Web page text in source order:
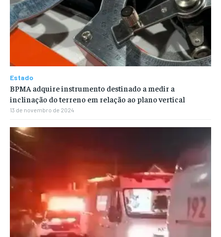
Estado
BPMA adquire instrumento destinado a medir a
inclinação do terreno em relação ao plano vertical
13 de novembro de 2024